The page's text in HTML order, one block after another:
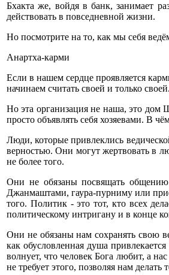
Бхакта же, войдя в банк, занимает
действовать в повседневной жизни.
Но посмотрите на то, как мы себя
Анартха-карми
Если в нашем сердце проявляется
начинаем считать своей и только своей.
Но эта организация не наша, это
просто объявлять себя хозяевами. В
Люди, которые привлеклись
верностью. Они могут жертвовать в
не более того.
Они не обязаны посвящать
Джанмаштами, гаура-пурниму или
того. Политик - это тот, кто всех
политическому интригану и в конце
Они не обязаны нам сохранять свою
как обусловленная душа
волнует, что человек Бога любит, а
не требует этого, позволяя нам делать